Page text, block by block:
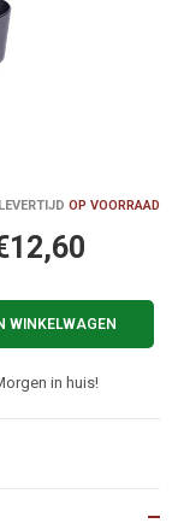
LEVERTIJD OP VOORRAAD
WINKELWAGEN
in huis!